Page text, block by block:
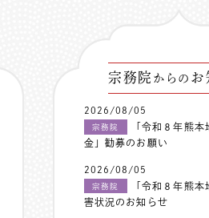
宗務院 からの お
2026/08/05
宗務院
「令和８年熊
金」勧募のお願い
2026/08/05
宗務院
「令和８年熊
害状況のお知らせ